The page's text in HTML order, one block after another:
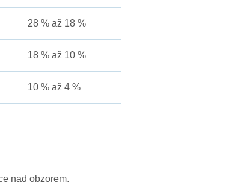
28 % až 18 %
18 % až 10 %
10 % až 4 %
nad obzorem.